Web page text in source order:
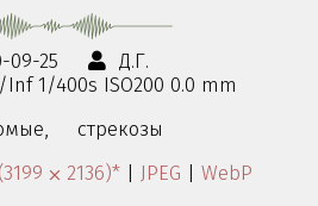
09-25
Д.Г.
1/400s ISO200 0.0 mm
стрекозы
⨉ 2136)* | JPEG | WebP